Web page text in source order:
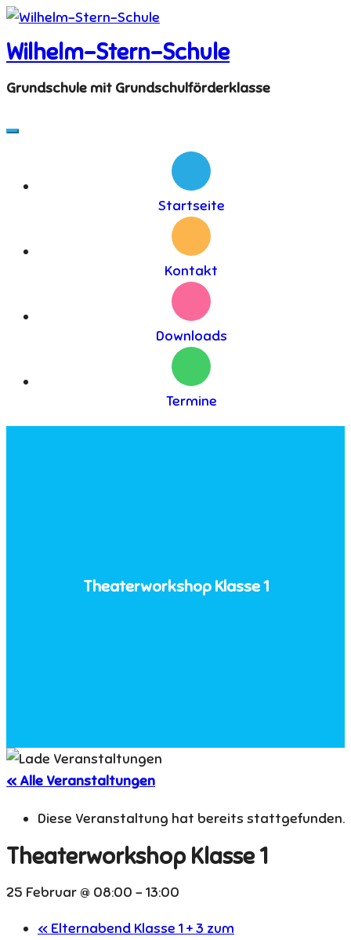
Skip
to
content
Wilhelm-Stern-Schule
Grundschule mit Grundschulförderklasse
Startseite
Kontakt
Downloads
Termine
Theaterworkshop Klasse 1
« Alle Veranstaltungen
Diese Veranstaltung hat bereits stattgefunden.
Theaterworkshop Klasse 1
25 Februar @ 08:00 -13:00
« Elternabend Klasse 1 + 3 zum